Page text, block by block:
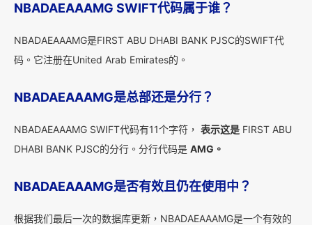
NBADAEAAAMG SWIFT代码属于谁？
NBADAEAAAMG是FIRST ABU DHABI BANK PJSC的SWIFT代
码。它注册在United Arab Emirates的。
NBADAEAAAMG是总部还是分行？
NBADAEAAAMG SWIFT代码有11个字符， 表示这是 FIRST ABU
DHABI BANK PJSC的分行。分行代码是 AMG。
NBADAEAAAMG是否有效且仍在使用中？
根据我们最后一次的数据库更新，NBADAEAAAMG是一个有效的